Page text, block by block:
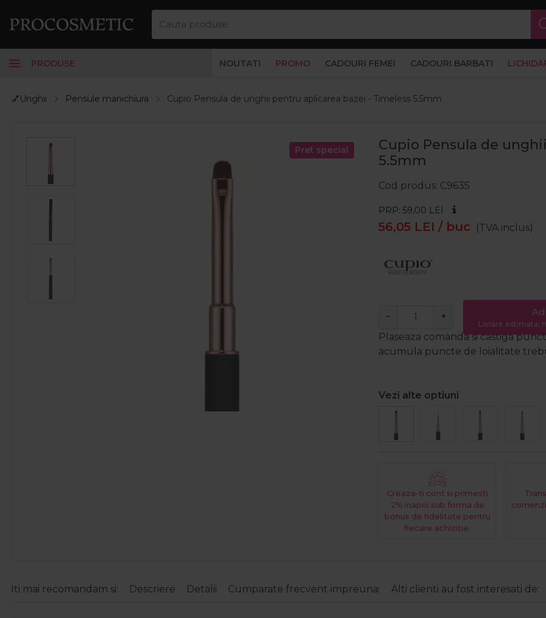
PRODUSE NOUTATI PROMO CADOURI FEMEI CADOURI BARBATI
💅Unghii Pensule manichiura Cupio Pensula de unghii pentru aplicarea bazei - Timeless 5.5mm
Pret special
Cupio Pensula de
5.5mm
Cod produs C9635
PRP: 59,00 LEI
56,05 LEI / buc (TVA inclus)
− +
Livrare estimata:
Plaseaza comanda si castiga
acumula puncte de loialitate
Vezi alte optiuni
Creaza-ti cont si primesti
2% inapoi sub forma de
bonus de fidelitate pentru
fiecare achizitie.
Iti mai recomandam si: Descriere Detalii Cumparate frecvent impreuna: Alti clienti au fost interesati de: